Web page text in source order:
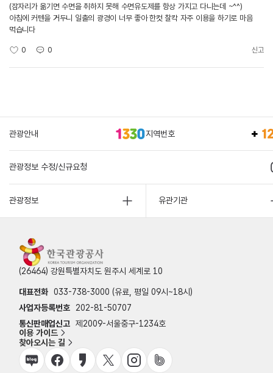
(잠자리가 옮기면 수면을 취하지 못해 수면유도제를 항상 가지고 다니는데 ~^^)
아침에 커텐을 거두니 일출의 광경이 너무 좋아 한컷 찰칵 자주 이용을 하기로 마음
먹습니다
0 0 신고
관광안내 지역번호
관광정보 수정/신규요청
관광정보 유관기관
(26464) 강원특별자치도 원주시 세계로 10
대표전화 033-738-3000 (유료, 평일 09시~18시)
사업자등록번호
202-81-50707
통신판매업신고 제2009-서울중구-1234호
이용 가이드
찾아오시는 길